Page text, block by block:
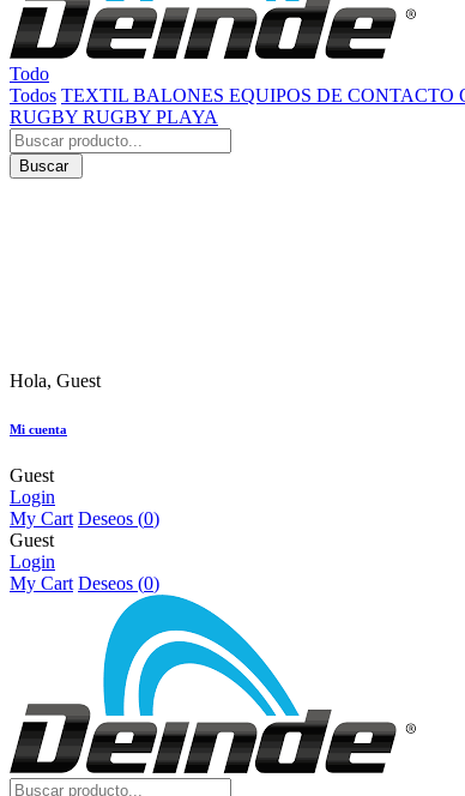
Todo
Todos TEXTIL BALONES EQUIPOS DE CONTACTO
RUGBY RUGBY PLAYA
Buscar
Hola, Guest
Mi cuenta
Guest
Login
My Cart Deseos (0)
Guest
Login
My Cart Deseos (0)